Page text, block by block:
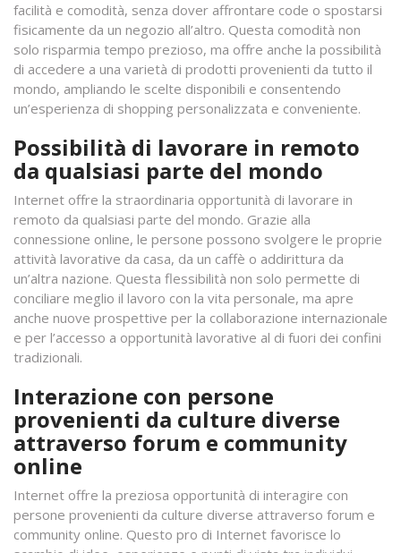
facilità e comodità, senza dover affrontare code o spostarsi
fisicamente da un negozio all’altro. Questa comodità non
solo risparmia tempo prezioso, ma offre anche la possibilità
di accedere a una varietà di prodotti provenienti da tutto il
mondo, ampliando le scelte disponibili e consentendo
un’esperienza di shopping personalizzata e conveniente.
Possibilità di lavorare in remoto
da qualsiasi parte del mondo
Internet offre la straordinaria opportunità di lavorare in
remoto da qualsiasi parte del mondo. Grazie alla
connessione online, le persone possono svolgere le proprie
attività lavorative da casa, da un caffè o addirittura da
un’altra nazione. Questa flessibilità non solo permette di
conciliare meglio il lavoro con la vita personale, ma apre
anche nuove prospettive per la collaborazione internazionale
e per l’accesso a opportunità lavorative al di fuori dei confini
tradizionali.
Interazione con persone
provenienti da culture diverse
attraverso forum e community
online
Internet offre la preziosa opportunità di interagire con
persone provenienti da culture diverse attraverso forum e
community online. Questo pro di Internet favorisce lo